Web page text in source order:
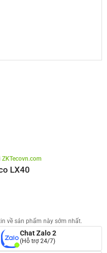
ZKTecovn.com
LX40
về sản phẩm này sớm nhất.
Chat Zalo 2
(Hỗ trợ 24/7)